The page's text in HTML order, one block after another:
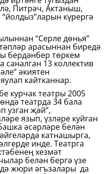
Питрәч, Актаныш,
күрергә
“Серле дөнья”
арасыннан биредә
бердәнбер төркем
саналган 13 коллектив
әкиятен
кайтканнар.
курчак театры 2005
театрда 34 бала
узган җәй”,
язып, үзләре куйган
әсәрләре белән
катнашырга,
инде. Театрга
хезмәт
белән бергә үзе
жюри әгъзалары да